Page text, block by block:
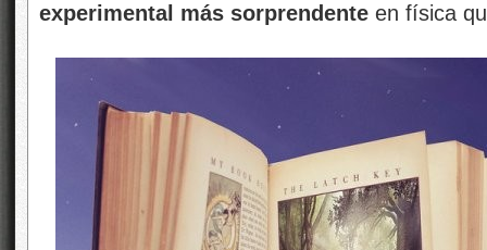
experimental más sorprendente en física